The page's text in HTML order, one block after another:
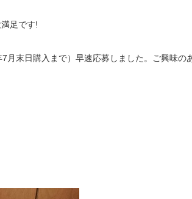
足です!
月末日購入まで）早速応募しました。ご興味の